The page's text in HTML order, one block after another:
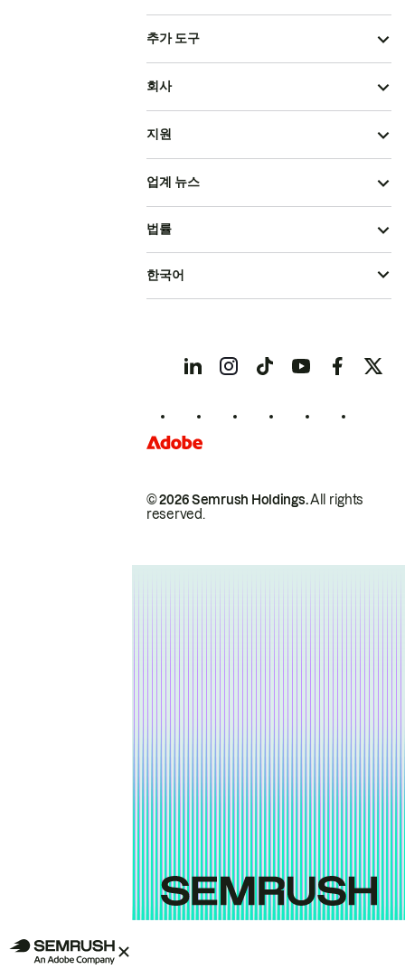
추가 도구
회사
지원
업계 뉴스
© 2026 Semrush Holdings.All rights
reserved.
법률
한국어